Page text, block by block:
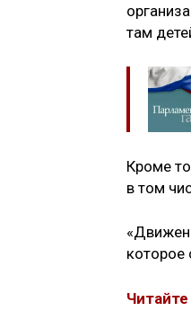
там
Кроме
в том
которое